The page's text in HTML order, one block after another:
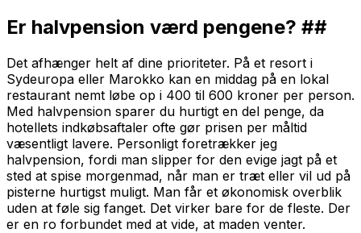
Er halvpension værd pengene? ##
Det afhænger helt af dine prioriteter. På et resort i
Sydeuropa eller Marokko kan en middag på en lokal
restaurant nemt løbe op i 400 til 600 kroner per person.
Med halvpension sparer du hurtigt en del penge, da
hotellets indkøbsaftaler ofte gør prisen per måltid
væsentligt lavere. Personligt foretrækker jeg
halvpension, fordi man slipper for den evige jagt på et
sted at spise morgenmad, når man er træt eller vil ud på
pisterne hurtigst muligt. Man får et økonomisk overblik
uden at føle sig fanget. Det virker bare for de fleste. Der
er en ro forbundet med at vide, at maden venter.